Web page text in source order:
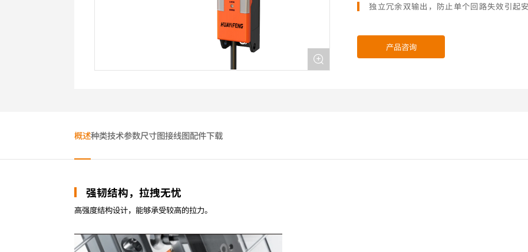
独立冗余双输出，防止单个回路失效引起
产品咨询
概述种类技术参数尺寸图接线图配件下载
强韧结构，拉拽无忧
高强度结构设计，能够承受较高的拉力。